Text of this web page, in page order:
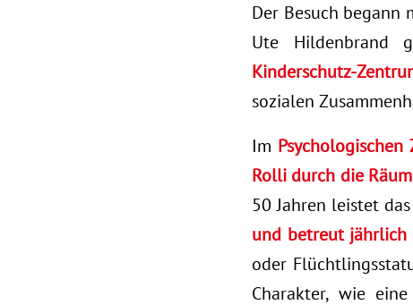
Der Besuch begann
Ute Hildenbrand
Kinderschutz-
sozialen
Im
Rolli durch die
50 Jahren leistet
und betreut jährlich
oder
Charakter, wie